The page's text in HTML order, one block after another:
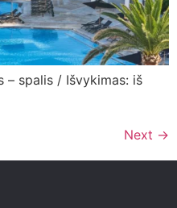
– spalis / Išvykimas: iš
Next →